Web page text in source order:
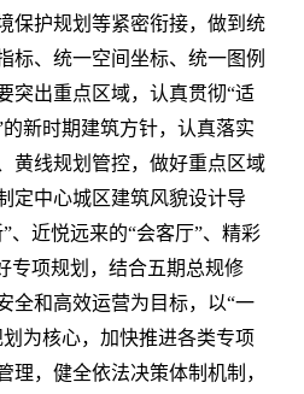
保护规划等紧密衔接，做到统
标、统一空间坐标、统一图例
突出重点区域，认真贯彻“适
新时期建筑方针，认真落实
黄线规划管控，做好重点区域
定中心城区建筑风貌设计导
、近悦远来的“会客厅”、精彩
专项规划，结合五期总规修
全和高效运营为目标，以“一
为核心，加快推进各类专项
理，健全依法决策体制机制，